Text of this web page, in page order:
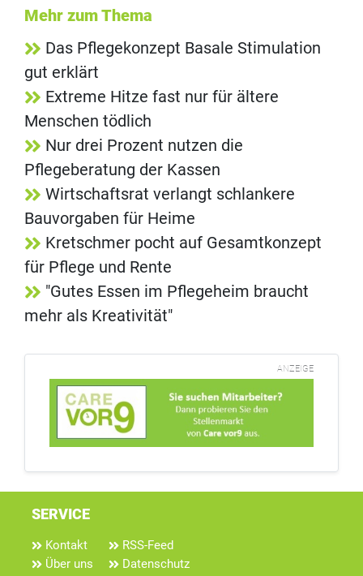
Mehr zum Thema
Das Pflegekonzept Basale Stimulation
gut erklärt
Extreme Hitze fast nur für ältere
Menschen tödlich
Nur drei Prozent nutzen die
Pflegeberatung der Kassen
Wirtschaftsrat verlangt schlankere
Bauvorgaben für Heime
Kretschmer pocht auf Gesamtkonzept
für Pflege und Rente
"Gutes Essen im Pflegeheim braucht
mehr als Kreativität"
ANZEIGE
SERVICE
Kontakt
Über uns
RSS-Feed
Datenschutz